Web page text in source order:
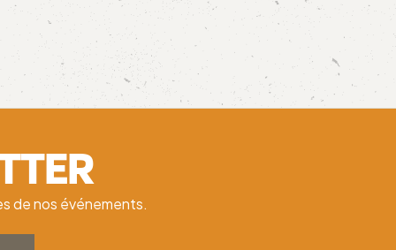
de nos événements.